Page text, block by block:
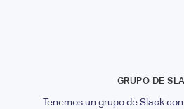
GRUPO DE
Tenemos un grupo de Slack